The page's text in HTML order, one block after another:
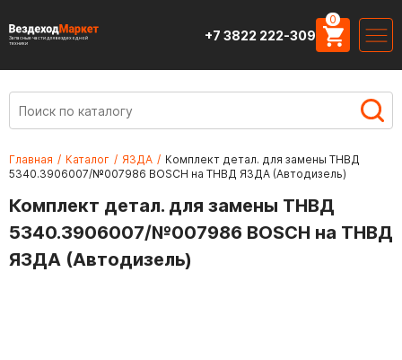
Запасные части для вездеходной
техники
+7 3822 222-309
0
Главная / Каталог / ЯЗДА / Комплект детал. для замены ТНВД
5340.3906007/№007986 BOSCH на ТНВД ЯЗДА (Автодизель)
Комплект детал. для замены ТНВД
5340.3906007/№007986 BOSCH на ТНВД
ЯЗДА (Автодизель)